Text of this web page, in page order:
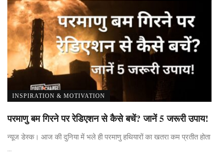
INSPIRATION & MOTIVATION
परमाणु बम गिरने पर रेडिएशन से कैसे बचें? जानें 5 जरूरी उपाय!
न्यूज डेस्क। आज की दुनिया में भले ही परमाणु हथियारों का खतरा कम प्रतीत होता
...